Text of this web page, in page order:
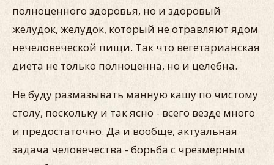
полноценного здоровья, но и здоровый
желудок, желудок, который не отравляют ядом
нечеловеческой пищи. Так что вегетарианская
диета не только полноценна, но и целебна.
Не буду размазывать манную кашу по чистому
столу, поскольку и так ясно - всего везде много
и предостаточно. Да и вообще, актуальная
задача человечества - борьба с чрезмерным